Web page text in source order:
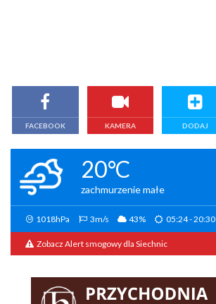
FACEBOOK KAMERA DODAJ
20°C
zachmurzenie małe
1018hPa 3m/s 43% 05:24 - 20:30
Zobacz Alert smogowy dla Siechnic